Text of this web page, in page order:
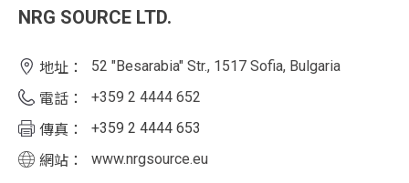
NRG SOURCE LTD.
地址：
52 "Besarabia" Str., 1517 Sofia, Bulgaria
電話：
+359 2 4444 652
傳真：
+359 2 4444 653
網站：
www.nrgsource.eu